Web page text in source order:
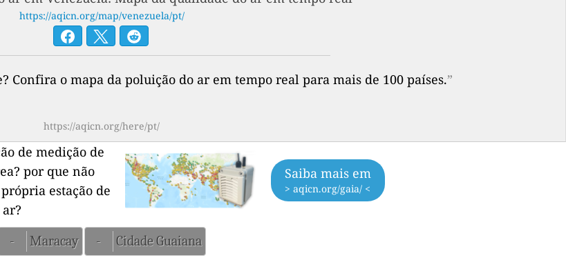
https://aqicn.org/map/venezuela/pt/
Confira o mapa da poluição do ar em tempo real para mais de 100 países.”
https://aqicn.org/here/pt/
de medição de
por que não
estação de
Saiba mais em
> aqicn.org/gaia/ <
- Maracay - Cidade Guaiana